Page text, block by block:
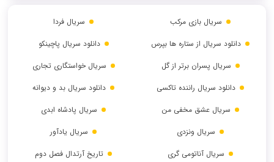
سریال بازی مرکب
دانلود سریال از ستاره ها بپرس
سریال پسران برتر از گل
دانلود سریال راننده تاکسی
سریال عشق مخفی من
سریال ونزدی
سریال آناتومی گری
سریال فردا
دانلود سریال پاچینکو
سریال خواستگاری تجاری
دانلود سریال بد و دیوانه
سریال پادشاه ابدی
سریال یادآور
تاریخ آرتدال فصل دوم